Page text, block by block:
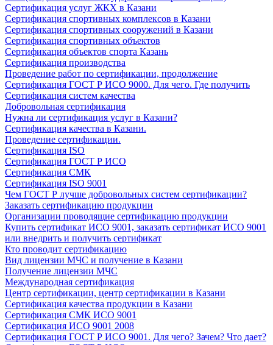
Сертификация услуг ЖКХ в Казани
Сертификация спортивных комплексов в Казани
Сертификация спортивных сооружений в Казани
Сертификация спортивных объектов
Сертификация объектов спорта Казань
Сертификация производства
Проведение работ по сертификации, продолжение
Сертификация ГОСТ Р ИСО 9000. Для чего. Где получить
Сертификация систем качества
Добровольная сертификация
Нужна ли сертификация услуг в Казани?
Сертификация качества в Казани.
Проведение сертификации.
Сертификация ISO
Сертификация ГОСТ Р ИСО
Сертификация СМК
Сертификация ISO 9001
Чем ГОСТ Р лучше добровольных систем сертификации?
Заказать сертификацию продукции
Организации проводящие сертификацию продукции
Купить сертификат ИСО 9001, заказать сертификат ИСО 9001
или внедрить и получить сертификат
Кто проводит сертификацию
Вид лицензии МЧС и получение в Казани
Получение лицензии МЧС
Международная сертификация
Центр сертификации, центр сертификации в Казани
Сертификация качества продукции в Казани
Сертификация СМК ИСО 9001
Сертификация ИСО 9001 2008
Сертификация ГОСТ Р ИСО 9001. Для чего? Зачем? Что дает?